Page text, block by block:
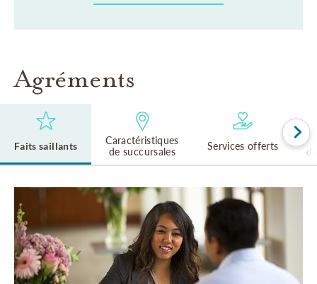
Agréments
Faits saillants
Caractéristiques
de succursales
Services offerts